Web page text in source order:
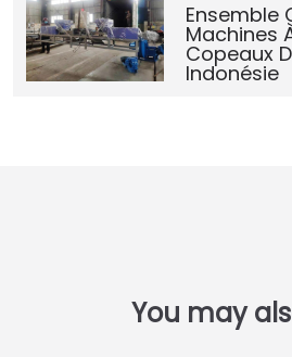
Ensemble
Machines
Copeaux
Indonésie